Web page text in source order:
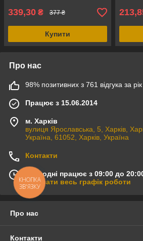
339,30 ₴ 377 ₴
Купити
Про нас
98% позитивних з 761 відгука за рік
Працює з 15.06.2014
м. Харків
вулиця Ярославська, 5, Харків,
Україна, 61052, Харків, Україна
Контакти
Сьогодні працює з 09:00 до
Показати весь графік роботи
Про нас
Контакти
КНОПКА
ЗВ'ЯЗКУ